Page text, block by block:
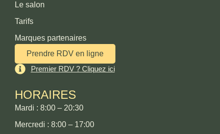
Le salon
Tarifs
Marques partenaires
Prendre RDV en ligne
Premier RDV ? Cliquez ici
HORAIRES
Mardi : 8:00 – 20:30
Mercredi : 8:00 – 17:00